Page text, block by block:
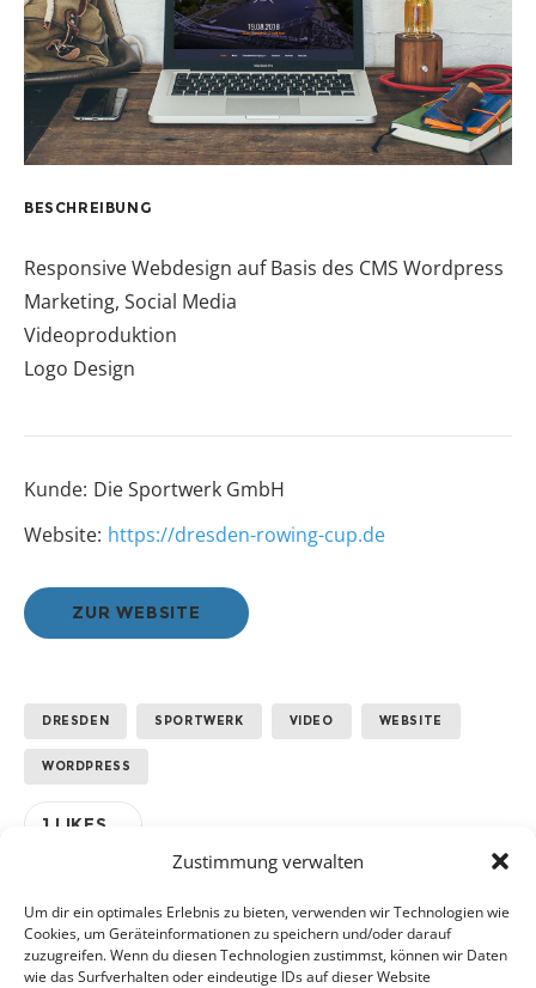
Zustimmung verwalten
Um dir ein optimales Erlebnis zu bieten, verwenden wir Technologien wie
Cookies, um Geräteinformationen zu speichern und/oder darauf
zuzugreifen. Wenn du diesen Technologien zustimmst, können wir Daten
wie das Surfverhalten oder eindeutige IDs auf dieser Website
BESCHREIBUNG
Responsive Webdesign auf Basis des CMS Wordpress
Marketing, Social Media
Videoproduktion
Logo Design
Kunde: Die Sportwerk GmbH
Website: https://dresden-rowing-cup.de
ZUR WEBSITE
DRESDEN SPORTWERK VIDEO WEBSITE
WORDPRESS
1 LIKES
Schreibe einen Kommentar
Du musstangemeldetsein, um einen Kommentar